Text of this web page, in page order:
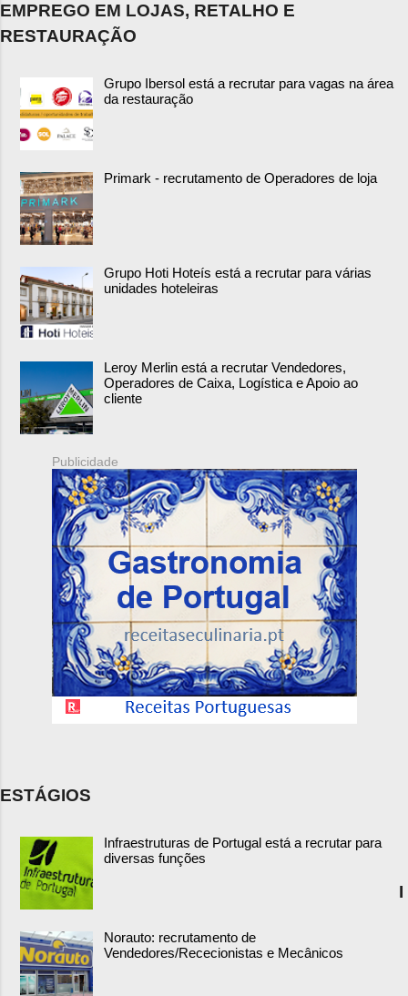
EMPREGO EM LOJAS, RETALHO E
RESTAURAÇÃO
Grupo Ibersol está a recrutar para vagas na área
da restauração
Primark - recrutamento de Operadores de loja
Grupo Hoti Hoteís está a recrutar para várias
unidades hoteleiras
Leroy Merlin está a recrutar Vendedores,
Operadores de Caixa, Logística e Apoio ao
cliente
Publicidade
ESTÁGIOS
Infraestruturas de Portugal está a recrutar para
diversas funções
Norauto: recrutamento de
Vendedores/Rececionistas e Mecânicos
I